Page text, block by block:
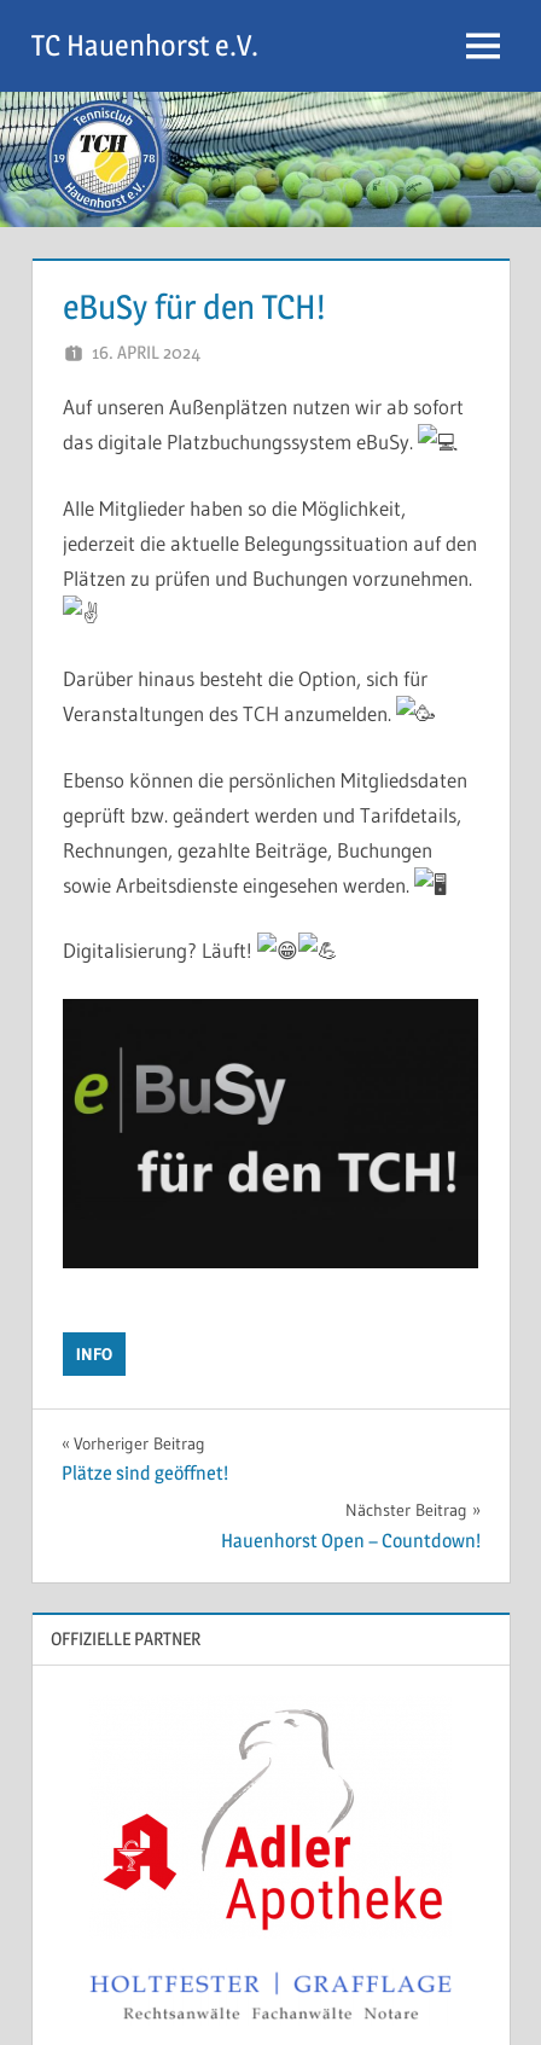
Inhalt
springen
TC Hauenhorst e.V. Menu
eBuSy für den TCH!
16. APRIL 2024
Auf unseren Außenplätzen nutzen wir ab sofort
das digitale Platzbuchungssystem eBuSy.
Alle Mitglieder haben so die Möglichkeit,
jederzeit die aktuelle Belegungssituation auf den
Plätzen zu prüfen und Buchungen vorzunehmen.
Darüber hinaus besteht die Option, sich für
Veranstaltungen des TCH anzumelden.
Ebenso können die persönlichen Mitgliedsdaten
geprüft bzw. geändert werden und Tarifdetails,
Rechnungen, gezahlte Beiträge, Buchungen
sowie Arbeitsdienste eingesehen werden.
Digitalisierung? Läuft!
INFO
Beitragsnavigation
Vorheriger Beitrag
Plätze sind geöffnet!
Nächster Beitrag
Hauenhorst Open – Countdown!
OFFIZIELLE PARTNER